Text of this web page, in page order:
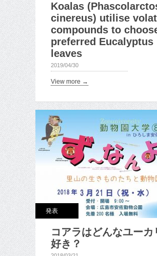
Koalas
cinereus) utilise
compounds to
preferred Eucalyptus
leaves
2019/04/30
View more →
発表
コアラはどんなユーカ
好き？